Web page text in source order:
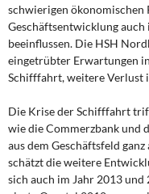
schwierigen ökonomischen
Geschäftsentwicklung
beeinflussen. Die HSH
eingetrübter Erwartungen
Schifffahrt, weitere Verlust
Die Krise der Schifffahrt
wie die Commerzbank und
aus dem Geschäftsfeld
schätzt die weitere
sich auch im Jahr 2013